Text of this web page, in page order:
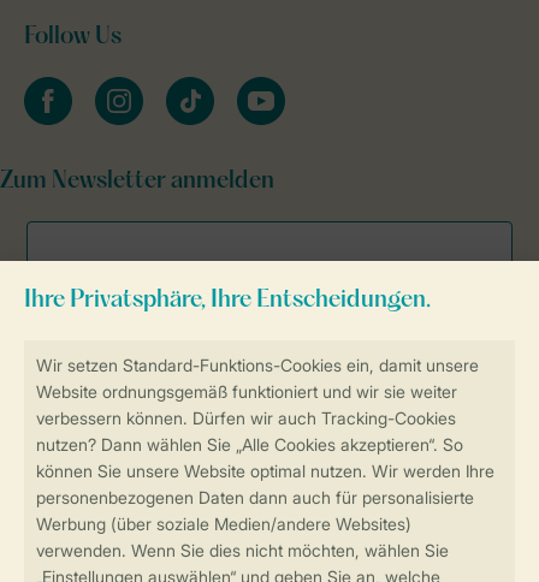
Sicherstellung Deiner Privatsphäre
Sicher und schnell zur Online-Buchung
Sichere Datenübertragung
Sicheres Bezahlen
Follow Us
facebookinstagramtiktok youtube
Zum Newsletter anmelden